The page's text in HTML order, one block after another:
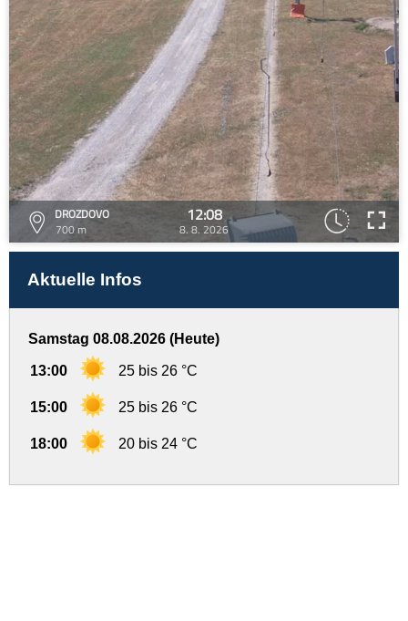
DROZDOVO
700 m
12:08
8. 8. 2026
Aktuelle Infos
Samstag 08.08.2026 (Heute)
13:00 25 bis 26 °C
15:00 25 bis 26 °C
18:00 20 bis 24 °C